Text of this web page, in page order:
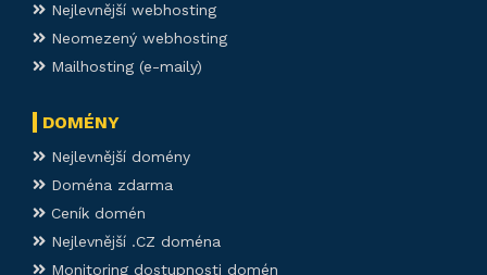
Nejlevnější webhosting
Neomezený webhosting
Mailhosting (e-maily)
DOMÉNY
Nejlevnější domény
Doména zdarma
Ceník domén
Nejlevnější .CZ doména
Monitoring dostupnosti domén